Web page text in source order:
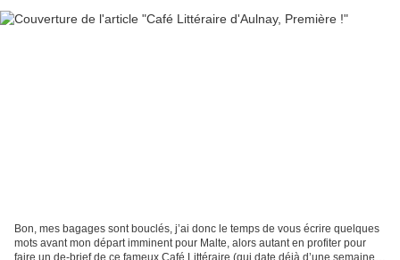
Bon, mes bagages sont bouclés, j’ai donc le temps de vous écrire quelques
mots avant mon départ imminent pour Malte, alors autant en profiter pour
faire un de-brief de ce fameux Café Littéraire (qui date déjà d’une semaine,